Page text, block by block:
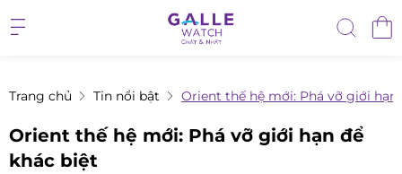
Trang chủ Tin nổi bật Orient thế hệ mới: Phá vỡ giới hạn
Orient thế hệ mới: Phá vỡ giới hạn để
khác biệt